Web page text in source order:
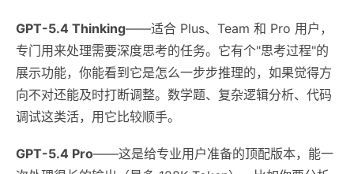
GPT-5.4 Thinking——适合 Plus、Team 和 Pro 用户，
专门用来处理需要深度思考的任务。它有个"思考过程"的
展示功能，你能看到它是怎么一步步推理的，如果觉得方
向不对还能及时打断调整。数学题、复杂逻辑分析、代码
调试这类活，用它比较顺手。
GPT-5.4 Pro——这是给专业用户准备的顶配版本，能一